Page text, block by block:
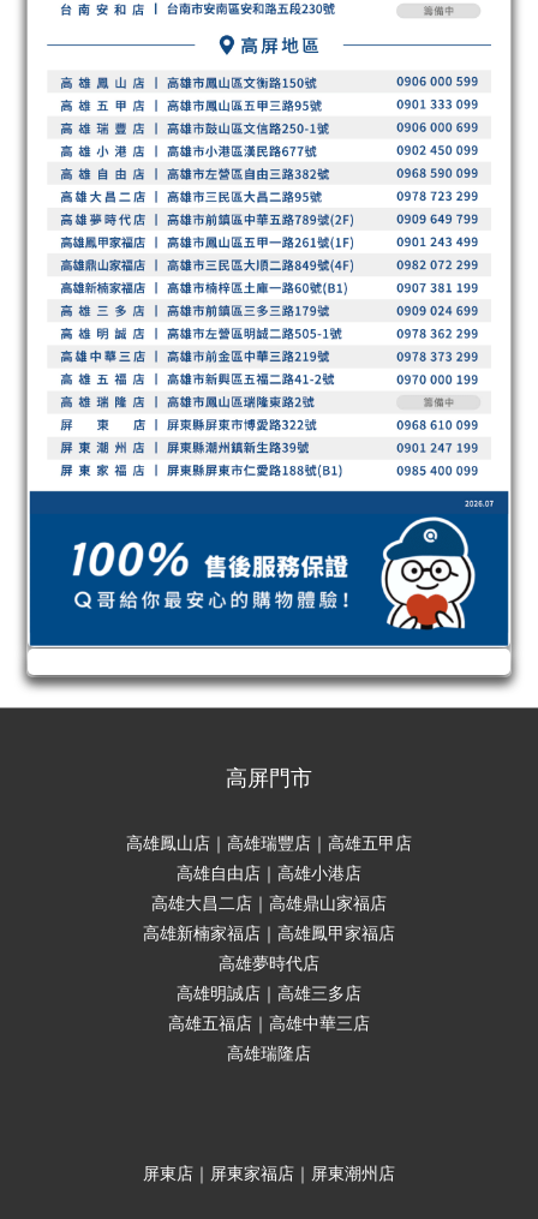
高屏門市
高雄鳳山店｜高雄瑞豐店｜高雄五甲店
高雄自由店｜高雄小港店
高雄大昌二店｜高雄鼎山家福店
高雄新楠家福店｜高雄鳳甲家福店
高雄夢時代店
高雄明誠店｜高雄三多店
高雄五福店｜高雄中華三店
高雄瑞隆店
屏東店｜屏東家福店｜屏東潮州店